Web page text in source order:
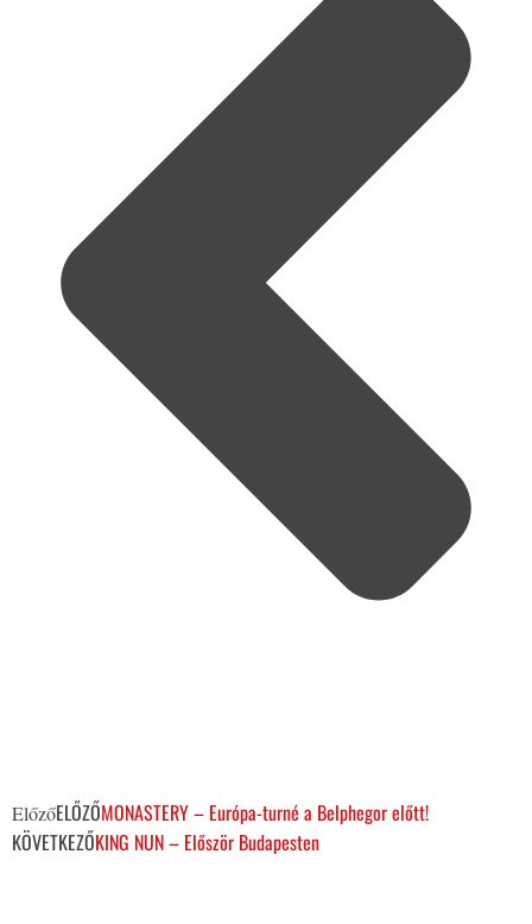
ElőzőELŐZŐMONASTERY – Európa-turné a Belphegor előtt!
KÖVETKEZŐKING NUN – Először Budapesten